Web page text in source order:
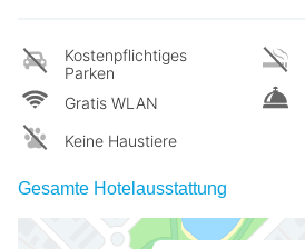
Kostenpflichtiges
Parken
Gratis WLAN
Keine Haustiere
Gesamte Hotelausstattung